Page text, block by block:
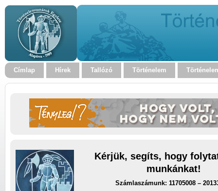
Címlap Hírek Tallózó Történelem
Kérjük, segíts, hogy
munkánkat!
Számlaszámunk: 11705008 –